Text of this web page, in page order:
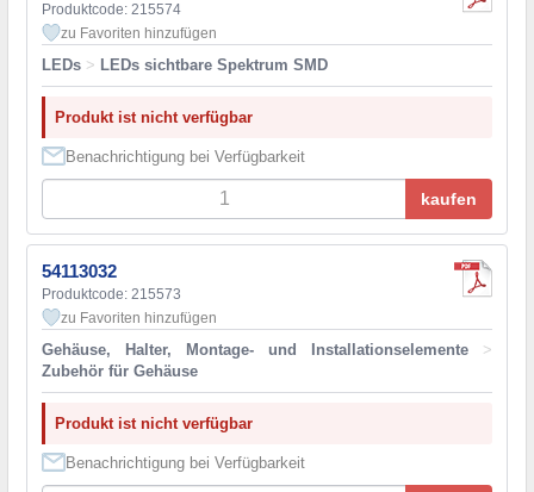
Produktcode: 215574
zu Favoriten hinzufügen
LEDs > LEDs sichtbare Spektrum SMD
Produkt ist nicht verfügbar
Benachrichtigung bei Verfügbarkeit
kaufen
54113032
Produktcode: 215573
zu Favoriten hinzufügen
Gehäuse, Halter, Montage- und Installationselemente
>
Zubehör für Gehäuse
Produkt ist nicht verfügbar
Benachrichtigung bei Verfügbarkeit